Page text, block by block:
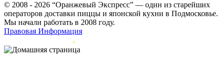
© 2008 - 2026 “Оранжевый Экспресс” — один из старейших
операторов доставки пиццы и японской кухни в Подмосковье.
Мы начали работать в 2008 году.
Правовая Информация